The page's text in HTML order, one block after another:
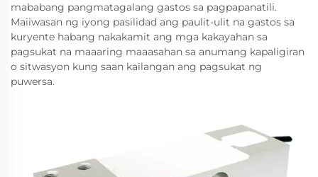
mababang pangmatagalang gastos sa pagpapanatili.
Maiiwasan ng iyong pasilidad ang paulit-ulit na gastos sa
kuryente habang nakakamit ang mga kakayahan sa
pagsukat na maaaring maaasahan sa anumang kapaligiran
o sitwasyon kung saan kailangan ang pagsukat ng
puwersa.